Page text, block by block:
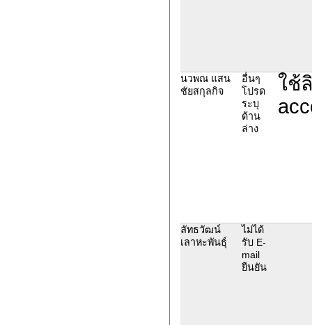
นวพณ แสน
ชัยสกุลกิจ
อื่นๆ
โปรด
ระบุ
ด้าน
ล่าง
ใช้
ลัทธวัฒน์
เลาหะพันธุ์
ไม่ได้
รับ E-
mail
ยืนยัน